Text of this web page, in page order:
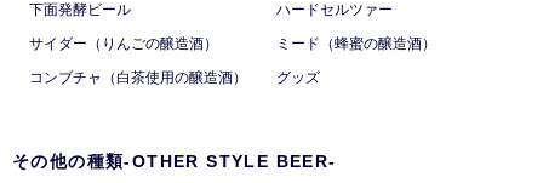
下面発酵ビール
ハードセルツァー
サイダー（りんごの醸造酒）
ミード（蜂蜜の醸造酒）
コンブチャ（白茶使用の醸造酒）
グッズ
その他の種類-OTHER STYLE BEER-